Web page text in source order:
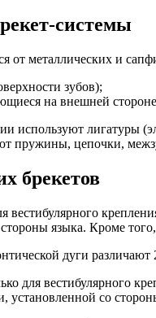
системы
от металлических и
зубов);
на внешней
используют лигатуры
пружины, цепочки,
брекетов
вестибулярного
языка. Кроме
дуги различают
для вестибулярного
со